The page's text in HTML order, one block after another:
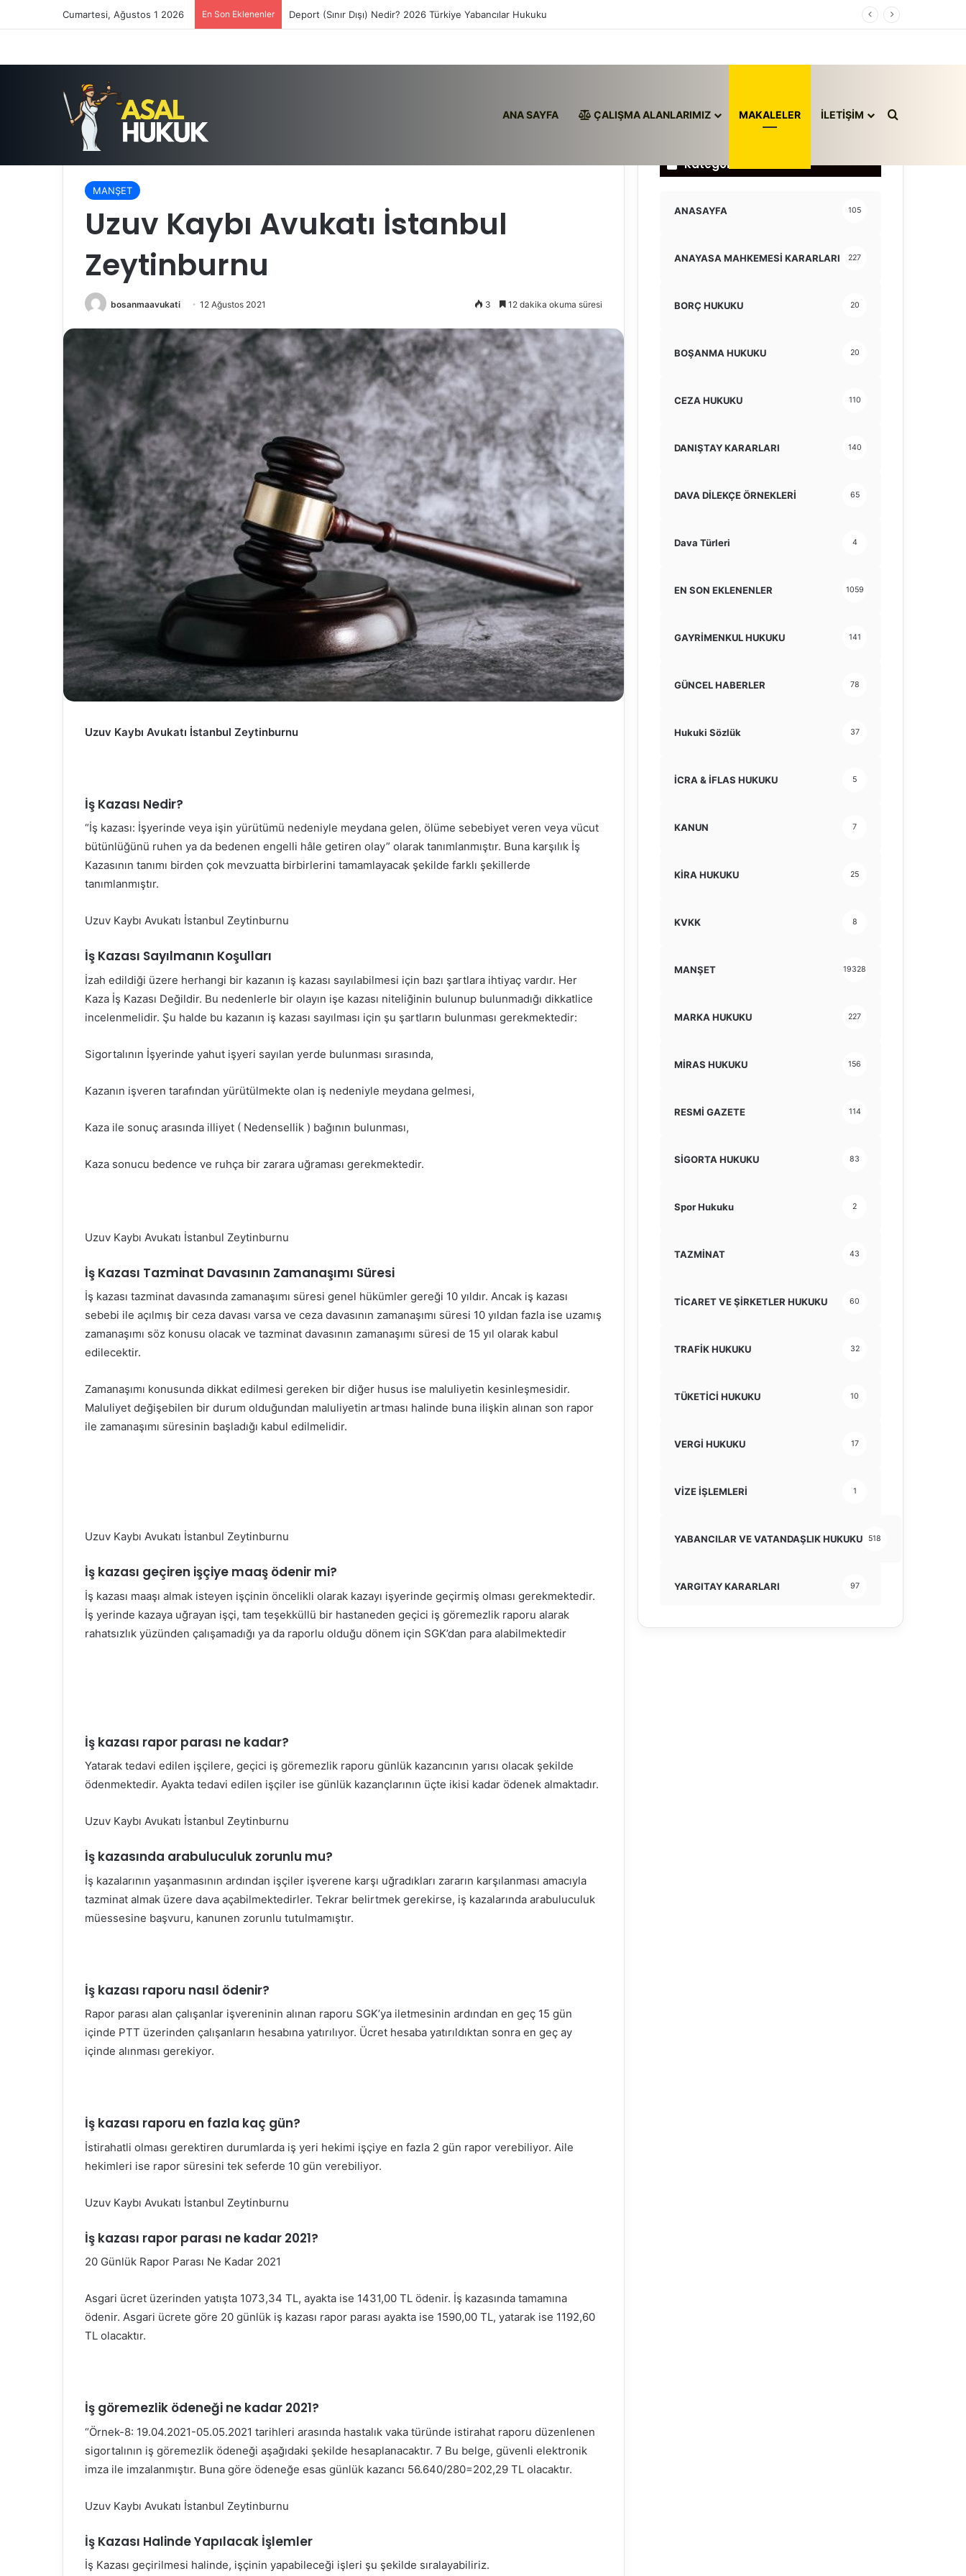
Cumartesi, Ağustos 1 2026 En Son Eklenenler Satış Vaadi Sözleşmesi İptali Nedir?
ANA SAYFA ÇALIŞMA ALANLARIMIZ MAKALELER İLETİŞİM Arama yap
MANŞET
Uzuv Kaybı Avukatı İstanbul
Zeytinburnu
bosanmaavukati 12 Ağustos 2021 3 12 dakika okuma süresi
Uzuv Kaybı Avukatı İstanbul Zeytinburnu
İş Kazası Nedir?
“İş kazası: İşyerinde veya işin yürütümü nedeniyle meydana gelen, ölüme sebebiyet veren veya vücut
bütünlüğünü ruhen ya da bedenen engelli hâle getiren olay” olarak tanımlanmıştır. Buna karşılık İş
Kazasının tanımı birden çok mevzuatta birbirlerini tamamlayacak şekilde farklı şekillerde
tanımlanmıştır.
Uzuv Kaybı Avukatı İstanbul Zeytinburnu
İş Kazası Sayılmanın Koşulları
İzah edildiği üzere herhangi bir kazanın iş kazası sayılabilmesi için bazı şartlara ihtiyaç vardır. Her
Kaza İş Kazası Değildir. Bu nedenlerle bir olayın işe kazası niteliğinin bulunup bulunmadığı dikkatlice
incelenmelidir. Şu halde bu kazanın iş kazası sayılması için şu şartların bulunması gerekmektedir:
Sigortalının İşyerinde yahut işyeri sayılan yerde bulunması sırasında,
Kazanın işveren tarafından yürütülmekte olan iş nedeniyle meydana gelmesi,
Kaza ile sonuç arasında illiyet ( Nedensellik ) bağının bulunması,
Kaza sonucu bedence ve ruhça bir zarara uğraması gerekmektedir.
Uzuv Kaybı Avukatı İstanbul Zeytinburnu
İş Kazası Tazminat Davasının Zamanaşımı Süresi
İş kazası tazminat davasında zamanaşımı süresi genel hükümler gereği 10 yıldır. Ancak iş kazası
sebebi ile açılmış bir ceza davası varsa ve ceza davasının zamanaşımı süresi 10 yıldan fazla ise uzamış
zamanaşımı söz konusu olacak ve tazminat davasının zamanaşımı süresi de 15 yıl olarak kabul
edilecektir.
Zamanaşımı konusunda dikkat edilmesi gereken bir diğer husus ise maluliyetin kesinleşmesidir.
Maluliyet değişebilen bir durum olduğundan maluliyetin artması halinde buna ilişkin alınan son rapor
ile zamanaşımı süresinin başladığı kabul edilmelidir.
Uzuv Kaybı Avukatı İstanbul Zeytinburnu
İş kazası geçiren işçiye maaş ödenir mi?
İş kazası maaşı almak isteyen işçinin öncelikli olarak kazayı işyerinde geçirmiş olması gerekmektedir.
İş yerinde kazaya uğrayan işçi, tam teşekküllü bir hastaneden geçici iş göremezlik raporu alarak
rahatsızlık yüzünden çalışamadığı ya da raporlu olduğu dönem için SGK’dan para alabilmektedir
İş kazası rapor parası ne kadar?
Yatarak tedavi edilen işçilere, geçici iş göremezlik raporu günlük kazancının yarısı olacak şekilde
ödenmektedir. Ayakta tedavi edilen işçiler ise günlük kazançlarının üçte ikisi kadar ödenek almaktadır.
Uzuv Kaybı Avukatı İstanbul Zeytinburnu
İş kazasında arabuluculuk zorunlu mu?
İş kazalarının yaşanmasının ardından işçiler işverene karşı uğradıkları zararın karşılanması amacıyla
tazminat almak üzere dava açabilmektedirler. Tekrar belirtmek gerekirse, iş kazalarında arabuluculuk
müessesine başvuru, kanunen zorunlu tutulmamıştır.
İş kazası raporu nasıl ödenir?
Rapor parası alan çalışanlar işvereninin alınan raporu SGK’ya iletmesinin ardından en geç 15 gün
içinde PTT üzerinden çalışanların hesabına yatırılıyor. Ücret hesaba yatırıldıktan sonra en geç ay
içinde alınması gerekiyor.
İş kazası raporu en fazla kaç gün?
İstirahatli olması gerektiren durumlarda iş yeri hekimi işçiye en fazla 2 gün rapor verebiliyor. Aile
hekimleri ise rapor süresini tek seferde 10 gün verebiliyor.
Uzuv Kaybı Avukatı İstanbul Zeytinburnu
İş kazası rapor parası ne kadar 2021?
20 Günlük Rapor Parası Ne Kadar 2021
Asgari ücret üzerinden yatışta 1073,34 TL, ayakta ise 1431,00 TL ödenir. İş kazasında tamamına
ödenir. Asgari ücrete göre 20 günlük iş kazası rapor parası ayakta ise 1590,00 TL, yatarak ise 1192,60
TL olacaktır.
İş göremezlik ödeneği ne kadar 2021?
“Örnek-8: 19.04.2021-05.05.2021 tarihleri arasında hastalık vaka türünde istirahat raporu düzenlenen
sigortalının iş göremezlik ödeneği aşağıdaki şekilde hesaplanacaktır. 7 Bu belge, güvenli elektronik
imza ile imzalanmıştır. Buna göre ödeneğe esas günlük kazancı 56.640/280=202,29 TL olacaktır.
Uzuv Kaybı Avukatı İstanbul Zeytinburnu
İş Kazası Halinde Yapılacak İşlemler
İş Kazası geçirilmesi halinde, işçinin yapabileceği işleri şu şekilde sıralayabiliriz.
Kategoriler
ANASAYFA 105
ANAYASA MAHKEMESİ KARARLARI 227
BORÇ HUKUKU 20
BOŞANMA HUKUKU 20
CEZA HUKUKU 110
DANIŞTAY KARARLARI 140
DAVA DİLEKÇE ÖRNEKLERİ 65
Dava Türleri 4
EN SON EKLENENLER 1059
GAYRİMENKUL HUKUKU 141
GÜNCEL HABERLER 78
Hukuki Sözlük 37
İCRA & İFLAS HUKUKU 5
KANUN 7
KİRA HUKUKU 25
KVKK 8
MANŞET 19328
MARKA HUKUKU 227
MİRAS HUKUKU 156
RESMİ GAZETE 114
SİGORTA HUKUKU 83
Spor Hukuku 2
TAZMİNAT 43
TİCARET VE ŞİRKETLER HUKUKU 60
TRAFİK HUKUKU 32
TÜKETİCİ HUKUKU 10
VERGİ HUKUKU 17
VİZE İŞLEMLERİ 1
YABANCILAR VE VATANDAŞLIK HUKUKU 518
YARGITAY KARARLARI 97